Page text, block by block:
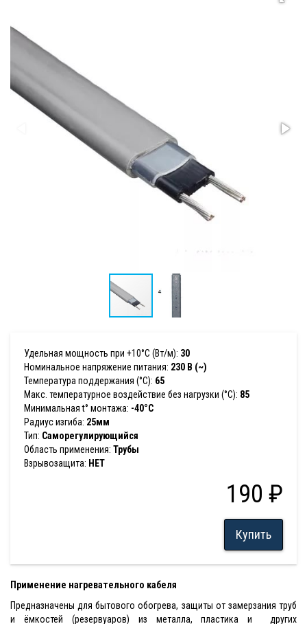
Удельная мощность при +10°С (Вт/м): 30
Номинальное напряжение питания: 230 В (~)
Температура поддержания (°С): 65
Макс. температурное воздействие без нагрузки (°С): 85
Минимальная t° монтажа: -40°С
Радиус изгиба: 25мм
Тип: Саморегулирующийся
Область применения: Трубы
Взрывозащита: НЕТ
190 ₽
Купить
Применение нагревательного кабеля
Предназначены для бытового обогрева, защиты от замерзания труб
и ёмкостей (резервуаров) из металла, пластика и других